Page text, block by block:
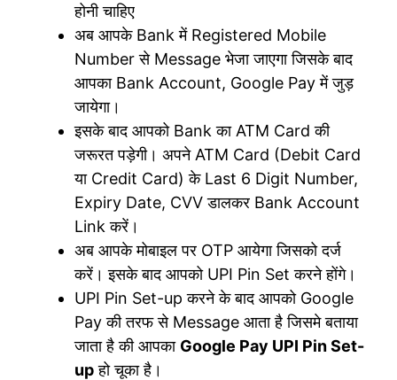
होनी चाहिए
अब आपके Bank में Registered Mobile
Number से Message भेजा जाएगा जिसके बाद
आपका Bank Account, Google Pay में जुड़
जायेगा।
इसके बाद आपको Bank का ATM Card की
जरूरत पड़ेगी। अपने ATM Card (Debit Card
या Credit Card) के Last 6 Digit Number,
Expiry Date, CVV डालकर Bank Account
Link करें।
अब आपके मोबाइल पर OTP आयेगा जिसको दर्ज
करें। इसके बाद आपको UPI Pin Set करने होंगे।
UPI Pin Set-up करने के बाद आपको Google
Pay की तरफ से Message आता है जिसमे बताया
जाता है की आपका Google Pay UPI Pin Set-
upहो चूका है।